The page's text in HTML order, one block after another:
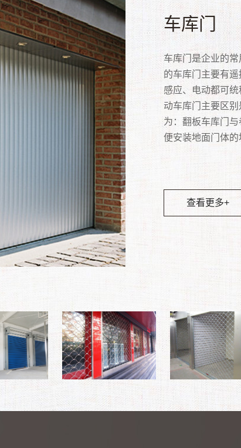
快速卷帘
高速卷帘门又称
保冷、防虫、防风
光等多项功能，
子、超市、冷冻
满足高性能物流
动关闭，提高作业
查看更多+
卷帘门
卷帘门是以多关
滑道内，以门上方
通常被广泛运用
隔的作用，它由
体、控制箱、卷
装置、按钮开关和
查看更多+
电动卷闸
电动卷闸门是卷
活。多用于仓库
型，被广泛应用
闸门分多种类型
化型...
铝合金卷
采用铝合金作为
为多块连接而成，
门向上拉起，卷
车库。不占地方。
车库门
车库门是企业的
的车库门主要有遥
感应、电动都可
动车库门主要区
为：翻板车库门
便安装地面门体
查看更多+
水晶门
水晶卷闸门是众
（pc防弹胶）制
果。 水晶卷闸门
门非常坚固,保安
雅时尚的感觉,可
电动,手电动及手
方便客户使用,单
和5000mm高,铝
抗风门
抗风门又名抗风
过多年的实践而开
沿海台风地区、
门、抗风帘板采
度高，钢度好，
大风中帘板不脱离
防潮、隔噪音、
渔网门
· 安全：安装渔网
行进入自己的店面
常见。 · 美学：
属饰面，有助于
您的开口尺寸，
在建造墙壁之前和
厂加工并安装在
的平板上并在上
更充分地利用内
口顶部的紧凑线
优质材料确保使用
不锈钢网
不锈钢网型门的
大方，流线优雅
撬槽。全方位防
点，多重保险。4
美观。5、多方位
密实缓冲胶条，防
过 ,加强厚固性.8
不锈钢通
不锈钢片卷闸门
锈钢片、不锈钢管
钢管卷闸门具有
到隔离作用和防
等特点，被许多
市一道亮丽的风景
查看更多+